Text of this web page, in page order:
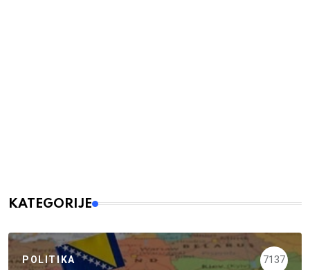
KATEGORIJE
POLITIKA 7137